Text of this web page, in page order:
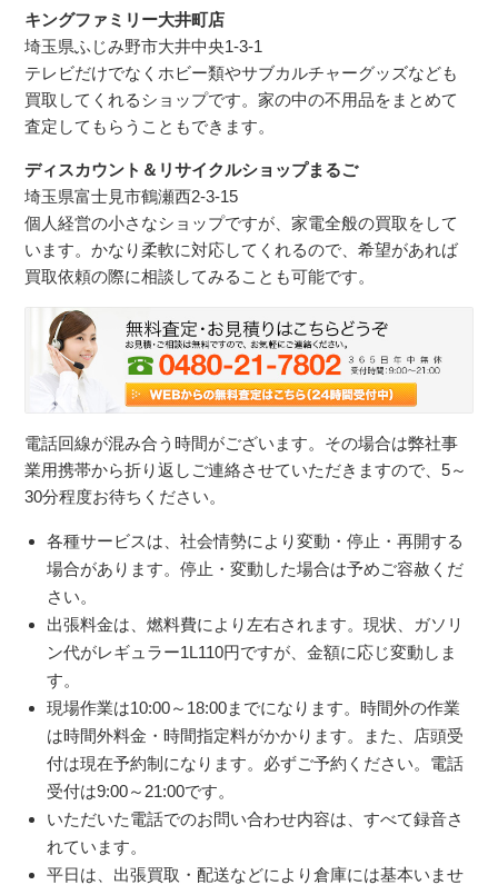
キングファミリー大井町店
埼玉県ふじみ野市大井中央1-3-1
テレビだけでなくホビー類やサブカルチャーグッズなども
買取してくれるショップです。家の中の不用品をまとめて
査定してもらうこともできます。
ディスカウント＆リサイクルショップまるご
埼玉県富士見市鶴瀬西2-3-15
個人経営の小さなショップですが、家電全般の買取をして
います。かなり柔軟に対応してくれるので、希望があれば
買取依頼の際に相談してみることも可能です。
電話回線が混み合う時間がございます。その場合は弊社事
業用携帯から折り返しご連絡させていただきますので、5～
30分程度お待ちください。
各種サービスは、社会情勢により変動・停止・再開する
場合があります。停止・変動した場合は予めご容赦くだ
さい。
出張料金は、燃料費により左右されます。現状、ガソリ
ン代がレギュラー1L110円ですが、金額に応じ変動しま
す。
現場作業は10:00～18:00までになります。時間外の作業
は時間外料金・時間指定料がかかります。また、店頭受
付は現在予約制になります。必ずご予約ください。電話
受付は9:00～21:00です。
いただいた電話でのお問い合わせ内容は、すべて録音さ
れています。
平日は、出張買取・配送などにより倉庫には基本いませ